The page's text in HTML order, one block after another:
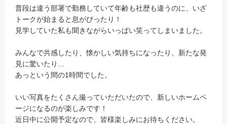
普段は違う部署で勤務していて年齢も社歴も違うのに、いざ
トークが始まると息がぴったり！
見学していた私も聞きながらいっぱい笑ってしまいました。
みんなで共感したり、懐かしい気持ちになったり、新たな発
見に驚いたり…
あっという間の1時間でした。
いい写真をたくさん撮っていただいたので、新しいホームペ
ージになるのが楽しみです！
近日中に公開予定なので、皆様楽しみにお待ちください。